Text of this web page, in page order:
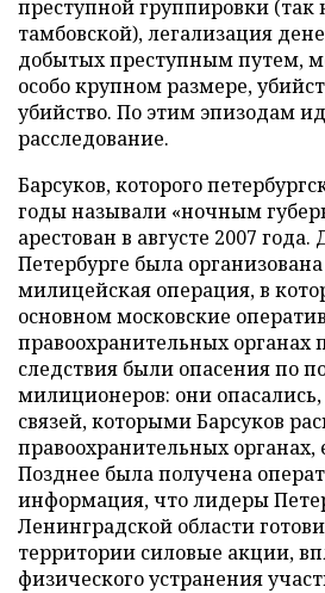
преступной группировки (так
тамбовской), легализация
добытых преступным путем,
особо крупном размере,
убийство. По этим эпизодам
расследование.
Барсуков, которого
годы называли «ночным
арестован в августе 2007 года.
Петербурге была
милицейская операция, в
основном московские
правоохранительных органах
следствия были опасения по
милиционеров: они
связей, которыми Барсуков
правоохранительных органах,
Позднее была получена
информация, что лидеры
Ленинградской области
территории силовые акции,
физического устранения